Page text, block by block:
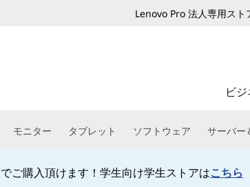
Lenovo Pro 法人専用スト
ビ
モニター タブレット ソフトウェア サーバー
ご購入頂けます！学生向け学生ストアはこちら